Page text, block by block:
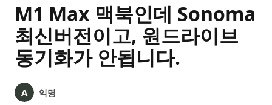
M1 Max 맥북인데 Sonoma
최신버전이고, 원드라이브
동기화가 안됩니다.
익명